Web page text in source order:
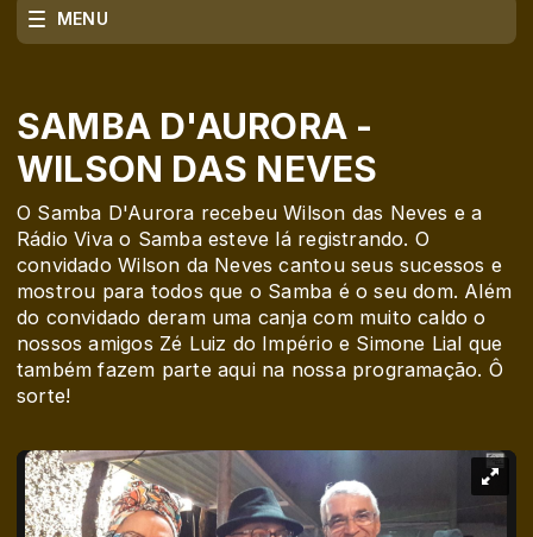
MENU
SAMBA D'AURORA -
WILSON DAS NEVES
O Samba D'Aurora recebeu Wilson das Neves e a
Rádio Viva o Samba esteve lá registrando. O
convidado Wilson da Neves cantou seus sucessos e
mostrou para todos que o Samba é o seu dom. Além
do convidado deram uma canja com muito caldo o
nossos amigos Zé Luiz do Império e Simone Lial que
também fazem parte aqui na nossa programação. Ô
sorte!